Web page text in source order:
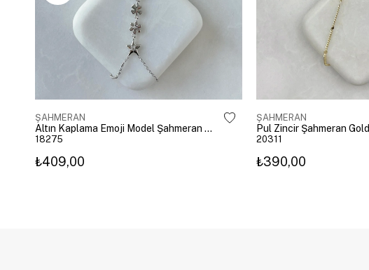
ŞAHMERAN
Altın Kaplama Emoji Model Şahmeran Gümüş
18275
₺409,00
ŞAHMERAN
Pul Zincir Şahmeran Gold
20311
₺390,00